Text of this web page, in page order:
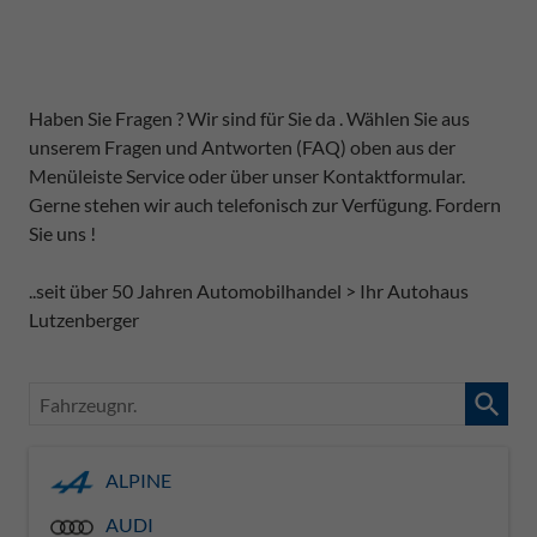
Haben Sie Fragen ? Wir sind für Sie da . Wählen Sie aus
unserem Fragen und Antworten (FAQ) oben aus der
Menüleiste Service oder über unser Kontaktformular.
Gerne stehen wir auch telefonisch zur Verfügung. Fordern
Sie uns !
..seit über 50 Jahren Automobilhandel > Ihr Autohaus
Lutzenberger
Fahrzeugnr.
ALPINE
AUDI